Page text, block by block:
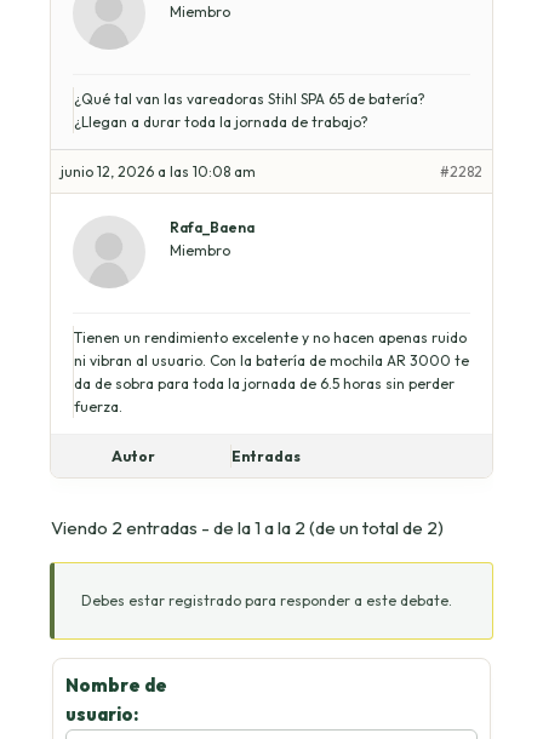
Miembro
¿Qué tal van las vareadoras Stihl SPA 65 de batería?
¿Llegan a durar toda la jornada de trabajo?
junio 12, 2026 a las 10:08 am #2282
Rafa_Baena
Miembro
Tienen un rendimiento excelente y no hacen apenas ruido
ni vibran al usuario. Con la batería de mochila AR 3000 te
da de sobra para toda la jornada de 6.5 horas sin perder
fuerza.
Autor Entradas
Viendo 2 entradas - de la 1 a la 2 (de un total de 2)
Debes estar registrado para responder a este debate.
Nombre de
usuario: